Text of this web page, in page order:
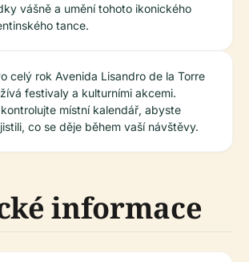
vášně a umění tohoto ikonického
tance.
celý rok Avenida Lisandro de la Torre
festivaly a kulturními akcemi.
místní kalendář, abyste
co se děje během vaší návštěvy.
informace